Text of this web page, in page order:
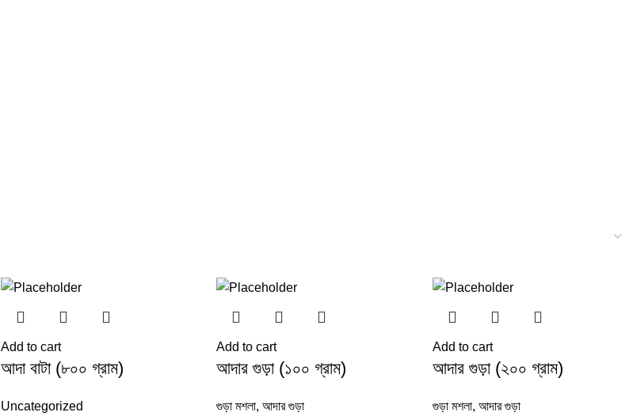
Add to cart
আদা বাটা (৮০০ গ্রাম)
Uncategorized
Add to cart
আদার গুড়া (১০০ গ্রাম)
গুড়া মশলা,আদার গুড়া
Add to cart
আদার গুড়া (২০০ গ্রাম)
গুড়া মশলা,আদার গুড়া